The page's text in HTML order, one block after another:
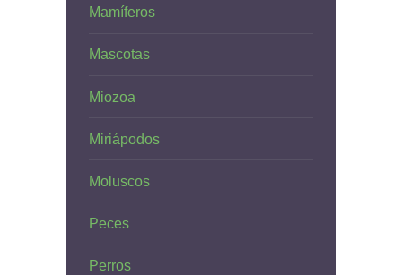
Mamíferos
Mascotas
Miozoa
Miriápodos
Moluscos
Peces
Perros